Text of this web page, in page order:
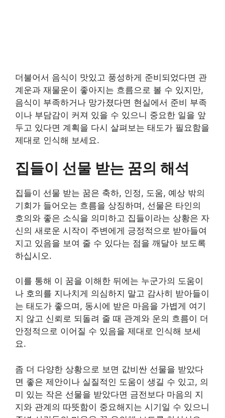
더불어서 음식이 맛있고 풍성하게 준비되었다면 관
계운과 재물운이 좋아지는 흐름으로 볼 수 있지만,
음식이 부족하거나 망가졌다면 현실에서 준비 부족
이나 부담감이 커져 있을 수 있으니 중요한 일을 앞
두고 있다면 계획을 다시 살펴보는 태도가 필요함을
제대로 인식해 보세요.
집들이 선물 받는 꿈의 해석
집들이 선물 받는 꿈은 축하, 인정, 도움, 예상 밖의
기회가 들어오는 흐름을 상징하며, 선물은 타인의
호의와 좋은 소식을 의미하고 집들이라는 상황은 자
신의 새로운 시작이 주변에게 긍정적으로 받아들여
지고 있음을 보여 줄 수 있다는 점을 깨달아 보도록
하십시오.
이를 통해 이 꿈을 이해한 뒤에는 누군가의 도움이
나 호의를 지나치게 의심하지 말고 감사히 받아들이
는 태도가 좋으며, 동시에 받은 마음을 가볍게 여기
지 않고 신뢰로 되돌려 줄 때 관계와 운의 흐름이 더
안정적으로 이어질 수 있음을 제대로 인식해 보세
요.
좀 더 다양한 상황으로 보면 값비싼 선물을 받았다
면 좋은 제안이나 실질적인 도움이 생길 수 있고, 의
미 있는 작은 선물을 받았다면 금전보다 마음의 지
지와 관계의 따뜻함이 중요해지는 시기일 수 있으니